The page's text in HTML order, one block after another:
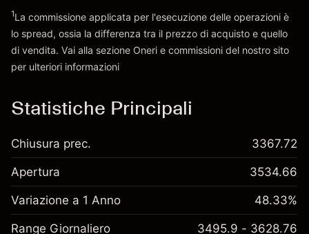
Vai alla piattaforma
1La commissione applicata per l'esecuzione delle operazioni è
lo spread, ossia la differenza tra il prezzo di acquisto e quello
di vendita. Vai alla sezione Oneri e commissioni del nostro sito
per ulteriori informazioni
Statistiche Principali
Chiusura prec. 3367.72
Apertura 3534.66
Variazione a 1 Anno 48.33%
Range Giornaliero 3495.9 - 3628.76